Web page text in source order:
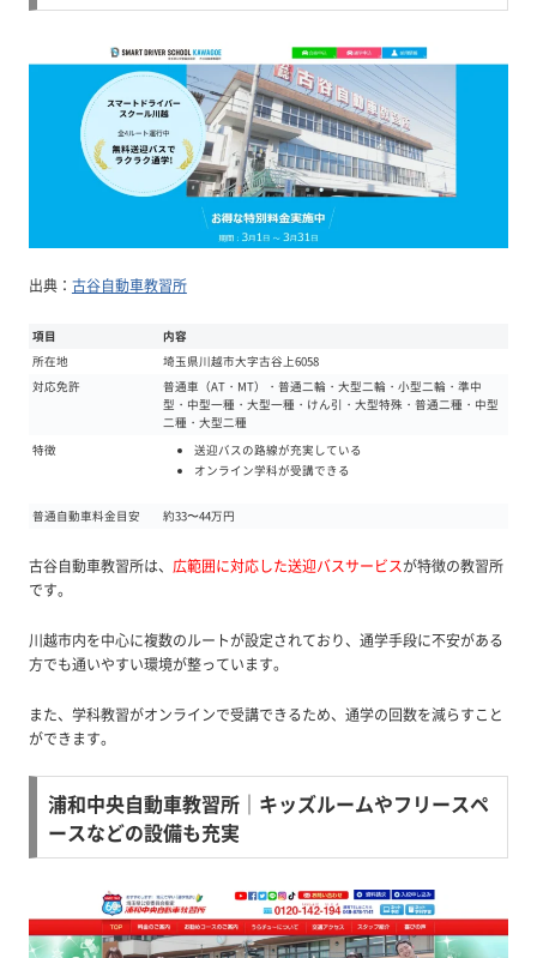
出典： 古谷自動車教習所
項目
内容
所在地
埼玉県川越市大字古谷上6058
対応免許
普通車（AT・MT）・普通二輪・大型二輪・小型二輪・準中
型・中型一種・大型一種・けん引・大型特殊・普通二種・中型
二種・大型二種
特徴
送迎バスの路線が充実している
オンライン学科が受講できる
普通自動車料金目安 約33〜44万円
古谷自動車教習所は、 広範囲に対応した送迎バスサービスが特徴の教習所
です。
川越市内を中心に複数のルートが設定されており、通学手段に不安がある
方でも通いやすい環境が整っています。
また、学科教習がオンラインで受講できるため、通学の回数を減らすこと
ができます。
浦和中央自動車教習所｜キッズルームやフリースペ
ースなどの設備も充実